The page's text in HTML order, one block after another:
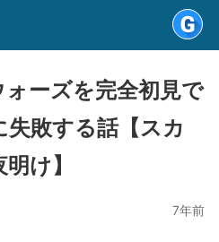
ォーズを完全初見で
敗する話【スカ
け】
7年前